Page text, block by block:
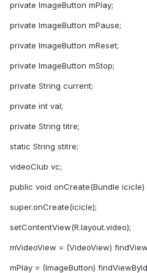
private ImageButton mPlay;
private ImageButton mPause;
private ImageButton mReset;
private ImageButton mStop;
private String current;
private int val;
private String titre;
static String stitre;
videoClub vc;
public void onCreate(Bundle icicle)
super.onCreate(icicle);
setContentView(R.layout.video);
mVideoView = (VideoView)
mPlay = (ImageButton)